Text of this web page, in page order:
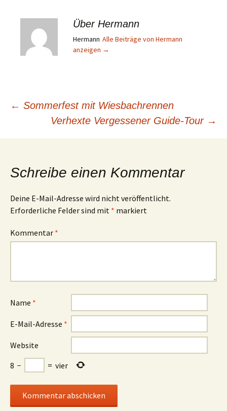
Über Hermann
Hermann Alle Beiträge von Hermann
anzeigen →
Beitragsnavigation
← Sommerfest mit Wiesbachrennen
Verhexte Vergessener Guide-Tour →
Schreibe einen Kommentar
Deine E-Mail-Adresse wird nicht veröffentlicht.
Erforderliche Felder sind mit * markiert
Kommentar *
Name *
E-Mail-Adresse *
Website
8 − = vier